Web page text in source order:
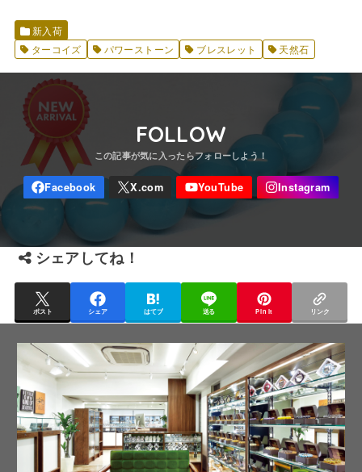
新入荷
ターコイズ
パワーストーン ブレスレット 天然石
FOLLOW
シェアしてね！
ポスト シェア はてブ 送る Pin it リンク